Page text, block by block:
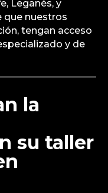
Leganés, y
que nuestros
tengan acceso
y de
la
su taller